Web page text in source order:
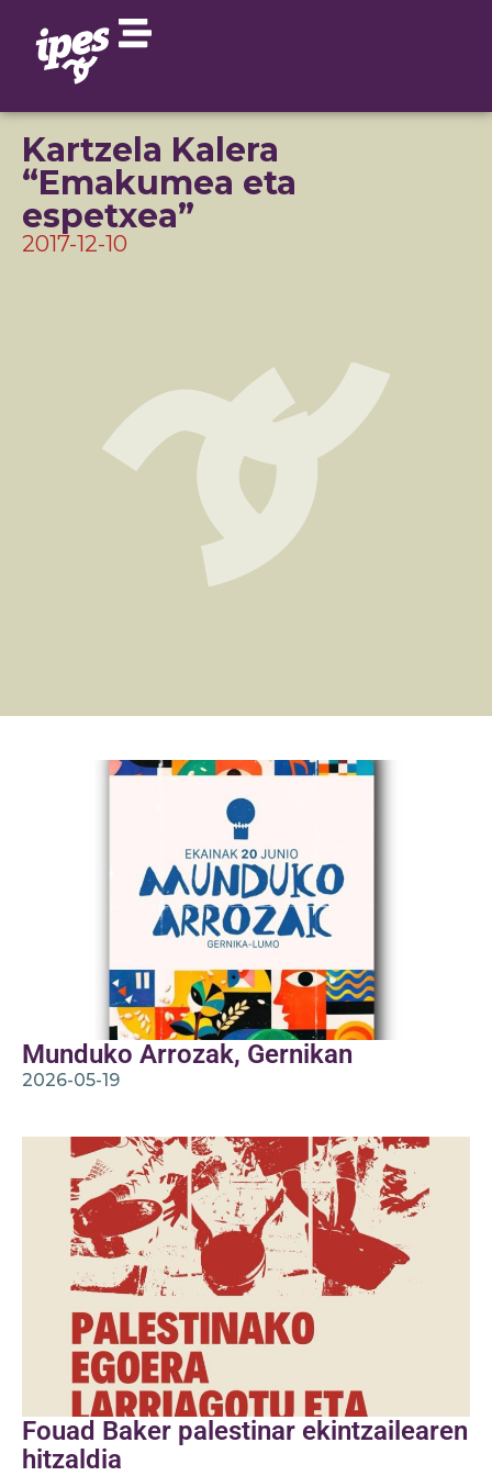
Kartzela Kalera
“Emakumea eta
espetxea”
2017-12-10
Munduko Arrozak, Gernikan
2026-05-19
Fouad Baker palestinar ekintzailearen
hitzaldia